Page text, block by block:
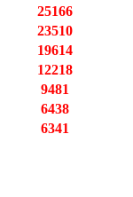
25166
23510
19614
12218
9481
6438
6341